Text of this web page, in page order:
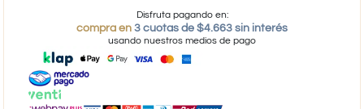
Disfruta pagando en:
compra en 3 cuotas de $4.663 sin interés
usando nuestros medios de pago